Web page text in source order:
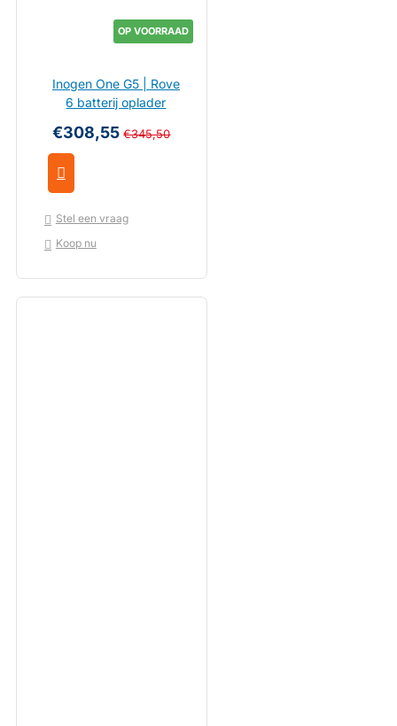
OP VOORRAAD
Inogen One G5 | Rove
6 batterij oplader
€308,55 €345,50
Stel een vraag
Koop nu